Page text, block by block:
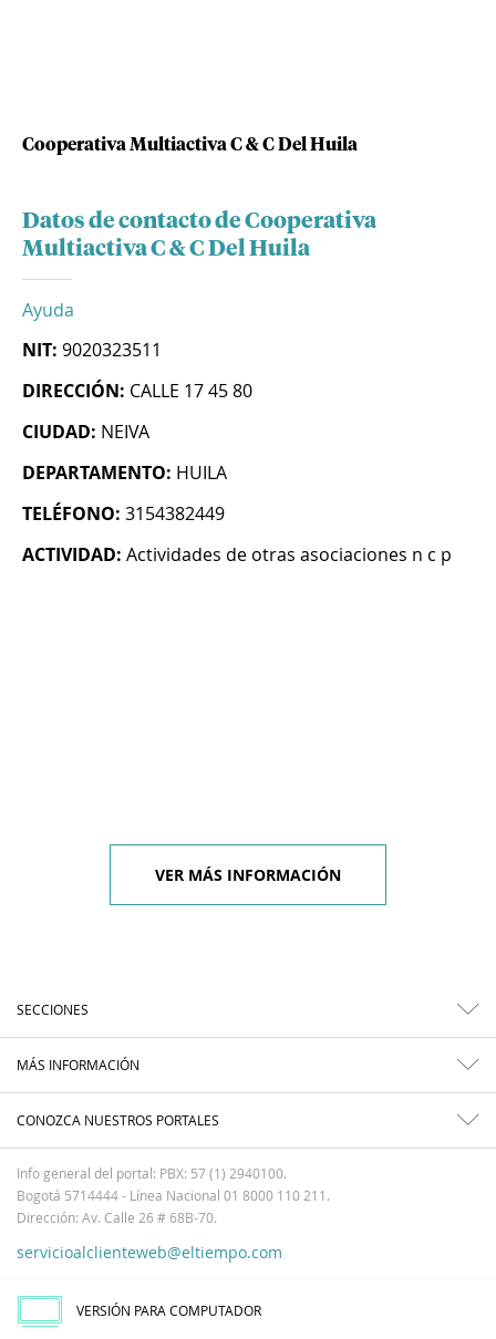
Cooperativa Multiactiva C & C Del Huila
Datos de contacto de Cooperativa
Multiactiva C & C Del Huila
Ayuda
NIT: 9020323511
DIRECCIÓN: CALLE 17 45 80
CIUDAD: NEIVA
DEPARTAMENTO: HUILA
TELÉFONO: 3154382449
ACTIVIDAD: Actividades de otras asociaciones n c p
VER MÁS INFORMACIÓN
SECCIONES
MÁS INFORMACIÓN
CONOZCA NUESTROS PORTALES
Info general del portal: PBX: 57 (1) 2940100.
Bogotá 5714444 - Línea Nacional 01 8000 110 211.
Dirección: Av. Calle 26 # 68B-70.
servicioalclienteweb@eltiempo.com
VERSIÓN PARA COMPUTADOR